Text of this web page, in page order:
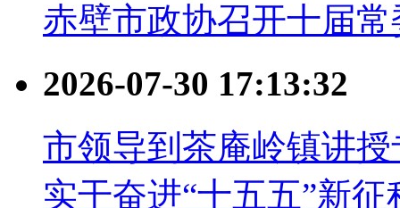
赤壁市政协召开十届
2026-07-30 17:13:32
市领导到茶庵岭镇讲
实干奋进“十五五”新征